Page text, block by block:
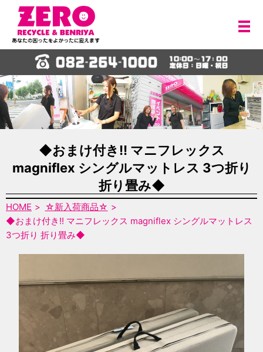
メ
◆おまけ付き!! マニフレックス
magniflex シングルマットレス 3つ折り
折り畳み◆
HOME
☆新入荷商品☆
◆おまけ付き!! マニフレックス magniflex シングルマットレス
3つ折り 折り畳み◆